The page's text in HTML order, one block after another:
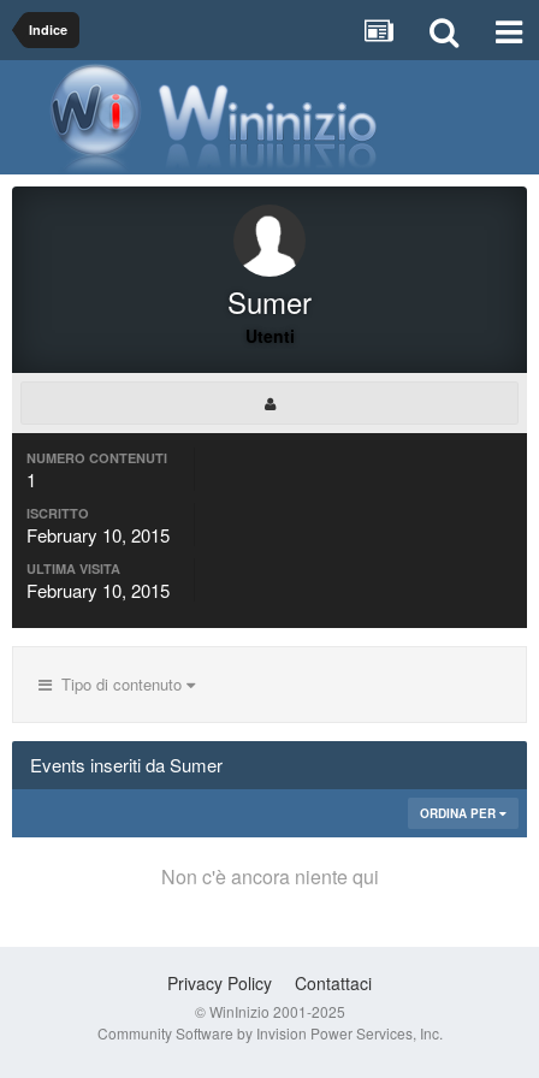
Indice
Sumer
Utenti
NUMERO CONTENUTI
1
ISCRITTO
February 10, 2015
ULTIMA VISITA
February 10, 2015
Tipo di contenuto
Events inseriti da Sumer
ORDINA PER
Non c'è ancora niente qui
Privacy Policy Contattaci
© WinInizio 2001-2025
Community Software by Invision Power Services, Inc.